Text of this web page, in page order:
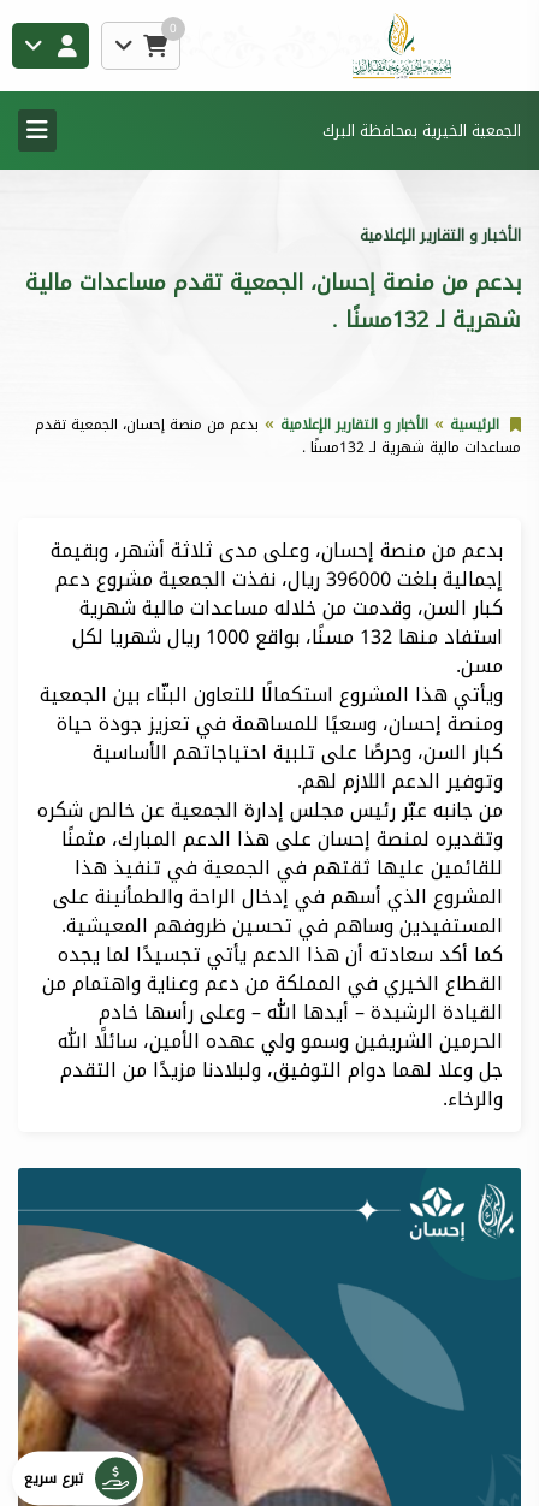
0
الجمعية الخيرية بمحافظة البرك
الأخبار و التقارير الإعلامية
بدعم من منصة إحسان، الجمعية تقدم مساعدات مالية
شهرية لـ 132مسنًا .
الرئيسية الأخبار و التقارير الإعلامية
بدعم من منصة إحسان، الجمعية تقدم
مساعدات مالية شهرية لـ 132مسنًا .
بدعم من منصة إحسان، وعلى مدى ثلاثة أشهر، وبقيمة
إجمالية بلغت 396000 ريال، نفذت الجمعية مشروع دعم
كبار السن، وقدمت من خلاله مساعدات مالية شهرية
استفاد منها 132 مسنًا، بواقع 1000 ريال شهريا لكل
مسن.
ويأتي هذا المشروع استكمالًا للتعاون البنّاء بين الجمعية
ومنصة إحسان، وسعيًا للمساهمة في تعزيز جودة حياة
كبار السن، وحرصًا على تلبية احتياجاتهم الأساسية
وتوفير الدعم اللازم لهم.
من جانبه عبّر رئيس مجلس إدارة الجمعية عن خالص شكره
وتقديره لمنصة إحسان على هذا الدعم المبارك، مثمنًا
للقائمين عليها ثقتهم في الجمعية في تنفيذ هذا
المشروع الذي أسهم في إدخال الراحة والطمأنينة على
المستفيدين وساهم في تحسين ظروفهم المعيشية.
كما أكد سعادته أن هذا الدعم يأتي تجسيدًا لما يجده
القطاع الخيري في المملكة من دعم وعناية واهتمام من
القيادة الرشيدة – أيدها الله – وعلى رأسها خادم
الحرمين الشريفين وسمو ولي عهده الأمين، سائلًا الله
جل وعلا لهما دوام التوفيق، ولبلادنا مزيدًا من التقدم
والرخاء.
تبرع سريع